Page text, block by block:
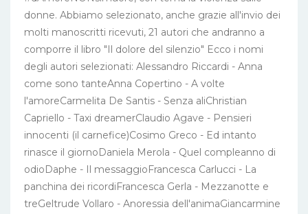
donne. Abbiamo selezionato, anche grazie all'invio dei
molti manoscritti ricevuti, 21 autori che andranno a
comporre il libro "Il dolore del silenzio" Ecco i nomi
degli autori selezionati: Alessandro Riccardi - Anna
come sono tanteAnna Copertino - A volte
l'amoreCarmelita De Santis - Senza aliChristian
Capriello - Taxi dreamerClaudio Agave - Pensieri
innocenti (il carnefice)Cosimo Greco - Ed intanto
rinasce il giornoDaniela Merola - Quel compleanno di
odioDaphe - Il messaggioFrancesca Carlucci - La
panchina dei ricordiFrancesca Gerla - Mezzanotte e
treGeltrude Vollaro - Anoressia dell'animaGiancarmine